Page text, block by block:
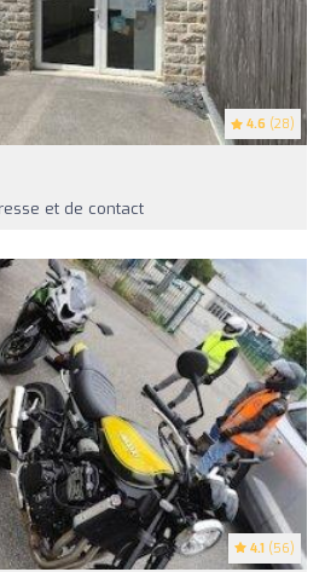
4.6 (28)
et de contact
4.1 (56)